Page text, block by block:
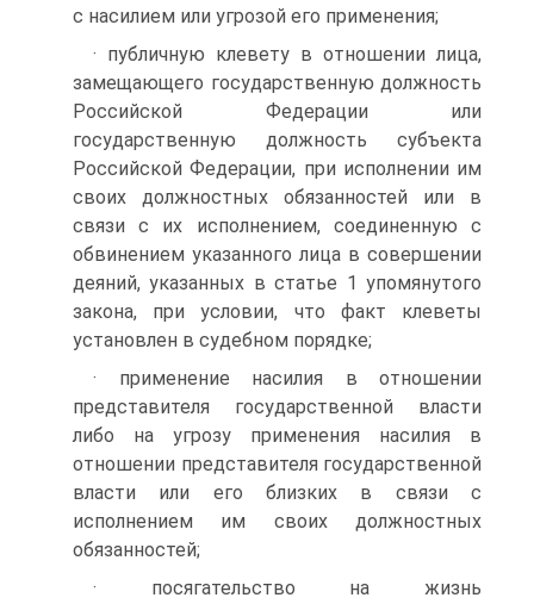
с насилием или угрозой его применения;
· публичную клевету в отношении лица,
замещающего государственную должность
Российской Федерации или
государственную должность субъекта
Российской Федерации, при исполнении им
своих должностных обязанностей или в
связи с их исполнением, соединенную с
обвинением указанного лица в совершении
деяний, указанных в статье 1 упомянутого
закона, при условии, что факт клеветы
установлен в судебном порядке;
· применение насилия в отношении
представителя государственной власти
либо на угрозу применения насилия в
отношении представителя государственной
власти или его близких в связи с
исполнением им своих должностных
обязанностей;
· посягательство на жизнь